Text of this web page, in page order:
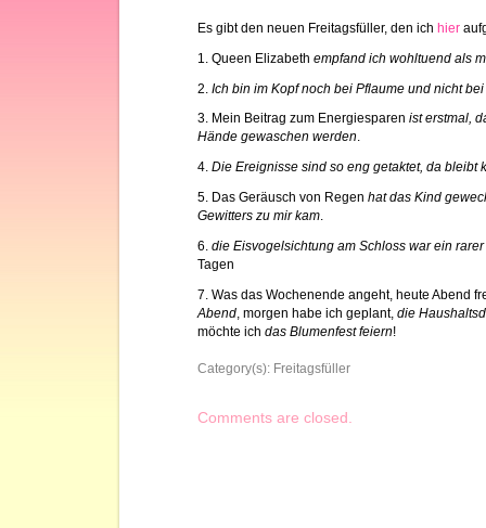
09-
Es gibt den neuen Freitagsfüller, den ich hier
1. Queen Elizabeth empfand ich wohltuend als
2. Ich bin im Kopf noch bei Pflaume und nicht bei
3. Mein Beitrag zum Energiesparen ist erstmal,
Hände gewaschen werden.
4. Die Ereignisse sind so eng getaktet, da bleibt
5. Das Geräusch von Regen hat das Kind
Gewitters zu mir kam.
6. die Eisvogelsichtung am Schloss war ein rarer
Tagen
7. Was das Wochenende angeht, heute Abend
Abend , morgen habe ich geplant, die
möchte ich das Blumenfest feiern!
Category(s): Freitagsfüller
Comments are closed.